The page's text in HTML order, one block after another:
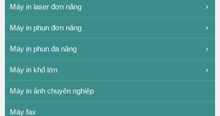
Máy in laser đơn năng
Máy in phun đơn năng
Máy in phun đa năng
Máy in khổ lớn
Máy in ảnh chuyên nghiệp
Máy fax